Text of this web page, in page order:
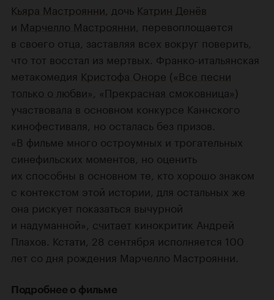
Кьяра Мастроянни , дочь Катрин Денёв
и Марчелло Мастроянни , перевоплощается
в своего отца, заставляя всех вокруг поверить,
что тот восстал из мертвых. Франко-итальянская
метакомедия Кристофа Оноре («Все песни
только о любви» «Прекрасная смоковница»)
участвовала в основном конкурсе Каннского
кинофестиваля, но осталась без призов.
«В фильме много остроумных и трогательных
синефильских моментов, но оценить
их способны в основном те, кто хорошо знаком
с контекстом этой истории, для остальных же
она рискует показаться вычурной
и надуманной», считает кинокритик Андрей
Плахов. Кстати, 28 сентября исполняется 100
лет со дня рождения Марчелло Мастроянни.
Подробнее о фильме